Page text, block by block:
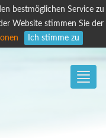
bestmöglichen Service zu
Website stimmen Sie der
Ich stimme zu
Toggle